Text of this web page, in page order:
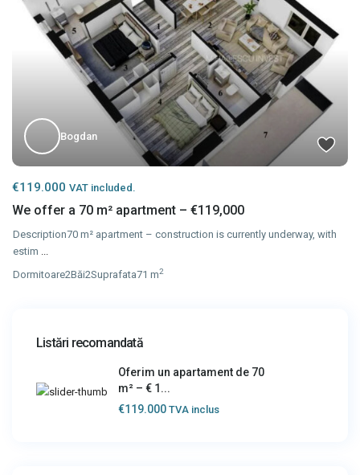
Bogdan
€119.000 VAT included.
We offer a 70 m² apartment – €119,000
Description70 m² apartment – construction is currently underway, with
estim ...
Dormitoare2Băi2Suprafata71 m2
Listări recomandată
Oferim un apartament de 70
m² – € 1...
€119.000 TVA inclus